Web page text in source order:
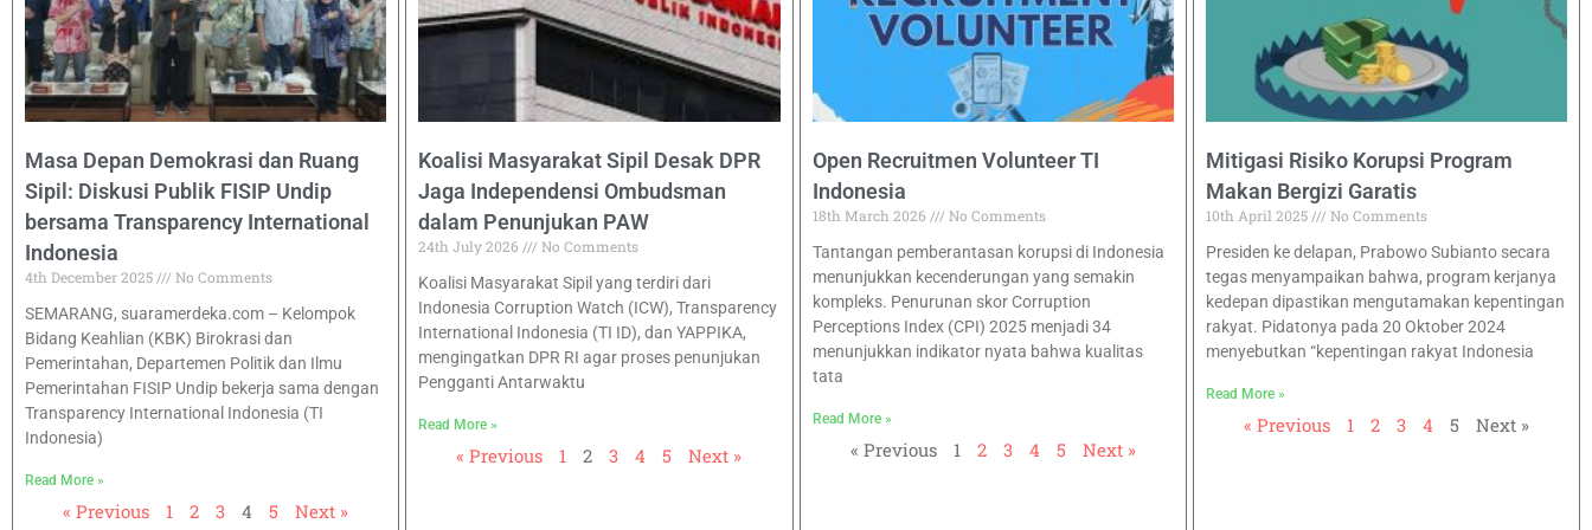
Masa Depan Demokrasi dan Ruang
Sipil: Diskusi Publik FISIP Undip
bersama Transparency International
Indonesia
4th December 2025
No Comments
SEMARANG, suaramerdeka.com – Kelompok
Bidang Keahlian (KBK) Birokrasi dan
Pemerintahan, Departemen Politik dan Ilmu
Pemerintahan FISIP Undip bekerja sama dengan
Transparency International Indonesia (TI
Indonesia)
Read More »
« Previous 1 2 3 4 5 Next »
Koalisi Masyarakat Sipil Desak DPR
Jaga Independensi Ombudsman
dalam Penunjukan PAW
24th July 2026
No Comments
Koalisi Masyarakat Sipil yang terdiri dari
Indonesia Corruption Watch (ICW), Transparency
International Indonesia (TI ID), dan YAPPIKA,
mengingatkan DPR RI agar proses penunjukan
Pengganti Antarwaktu
Read More »
« Previous 1 2 3 4 5 Next »
Open Recruitmen Volunteer TI
Indonesia
18th March 2026
No Comments
Tantangan pemberantasan korupsi di Indonesia
menunjukkan kecenderungan yang semakin
kompleks. Penurunan skor Corruption
Perceptions Index (CPI) 2025 menjadi 34
menunjukkan indikator nyata bahwa kualitas
tata
Read More »
« Previous 1 2 3 4 5 Next »
Mitigasi Risiko Korupsi Program
Makan Bergizi Garatis
10th April 2025
No Comments
Presiden ke delapan, Prabowo Subianto secara
tegas menyampaikan bahwa, program kerjanya
kedepan dipastikan mengutamakan kepentingan
rakyat. Pidatonya pada 20 Oktober 2024
menyebutkan “kepentingan rakyat Indonesia
Read More »
« Previous 1 2 3 4 5 Next »